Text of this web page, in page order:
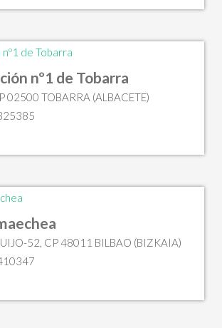
nº1 de Tobarra
02500 TOBARRA (ALBACETE)
52, CP 48011 BILBAO (BIZKAIA)